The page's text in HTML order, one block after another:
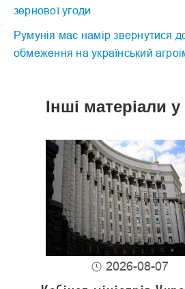
зернової угоди
Румунія має намір звернутися
обмеження на український
Інші матеріали
2026-08-07